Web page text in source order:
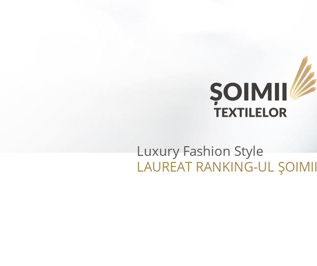
Luxury Fashion Style
LAUREAT RANKING-UL ȘOIMII